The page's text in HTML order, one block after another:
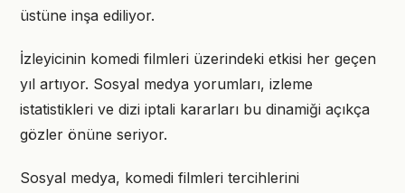
üstüne inşa ediliyor.
İzleyicinin komedi filmleri üzerindeki etkisi her geçen
yıl artıyor. Sosyal medya yorumları, izleme
istatistikleri ve dizi iptali kararları bu dinamiği açıkça
gözler önüne seriyor.
Sosyal medya, komedi filmleri tercihlerini